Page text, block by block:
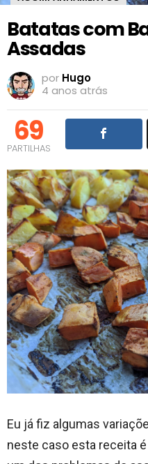
Batatas com
Assadas
por Hugo
4 anos atrás
69
PARTILHAS
Eu já fiz algumas
neste caso esta receita